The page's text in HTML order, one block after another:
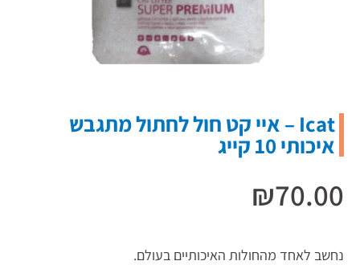
Icat – איי קט חול לחתול מתגבש
איכותי 10 קייג
₪70.00
נחשב לאחד מהחולות האיכותיים בעולם.